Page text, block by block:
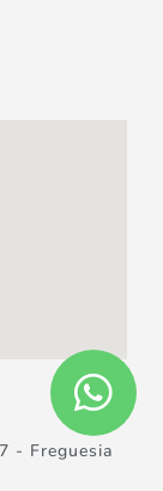
- Freguesia